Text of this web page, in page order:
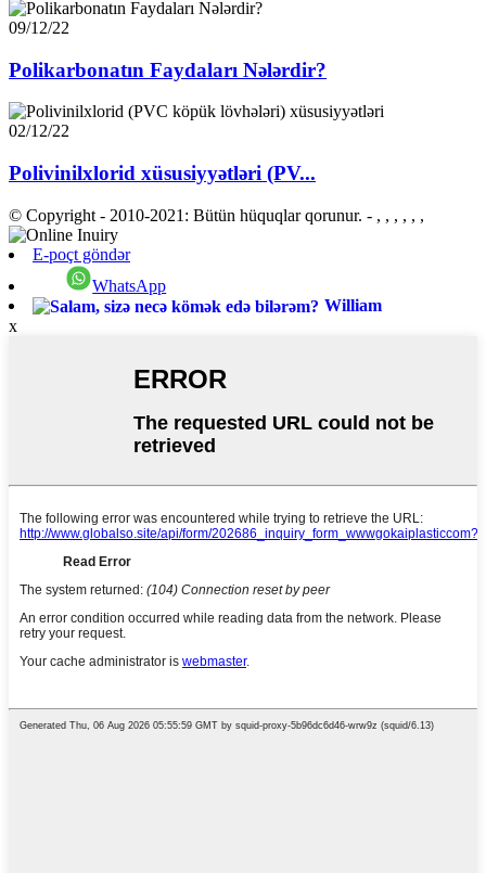
09/12/22
Polikarbonatın Faydaları Nələrdir?
02/12/22
Polivinilxlorid xüsusiyyətləri (PV...
© Copyright - 2010-2021: Bütün hüquqlar qorunur. - , , , , , ,
E-poçt göndər
WhatsApp
William
x